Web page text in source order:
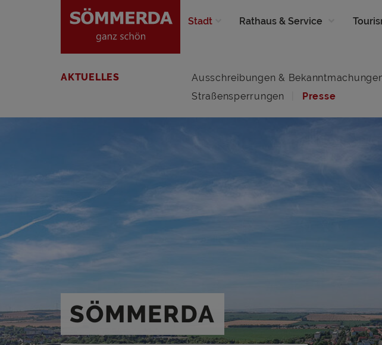
Stadt Rathaus & Service
AKTUELLES Ausschreibungen &
Straßensperrungen
Presse
SÖMMERDA